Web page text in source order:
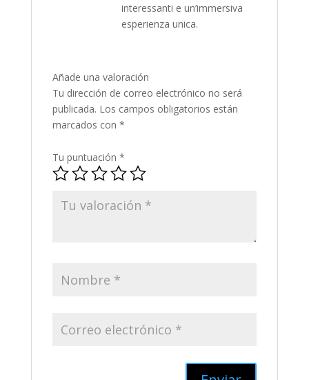
interessanti e un’immersiva
esperienza unica.
Añade una valoración
Tu dirección de correo electrónico no será
publicada. Los campos obligatorios están
marcados con *
Tu puntuación *